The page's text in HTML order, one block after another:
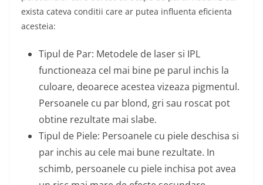
exista cateva conditii care ar putea influenta eficienta
acesteia:
Tipul de Par: Metodele de laser si IPL
functioneaza cel mai bine pe parul inchis la
culoare, deoarece acestea vizeaza pigmentul.
Persoanele cu par blond, gri sau roscat pot
obtine rezultate mai slabe.
Tipul de Piele: Persoanele cu piele deschisa si
par inchis au cele mai bune rezultate. In
schimb, persoanele cu piele inchisa pot avea